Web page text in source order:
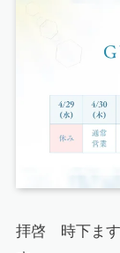
拝啓 時下ます